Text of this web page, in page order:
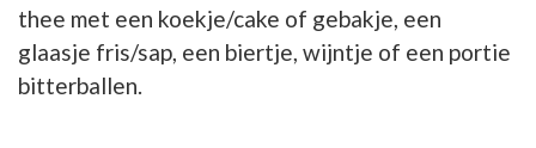
thee met een koekje/cake of gebakje, een
glaasje fris/sap, een biertje, wijntje of een portie
bitterballen.